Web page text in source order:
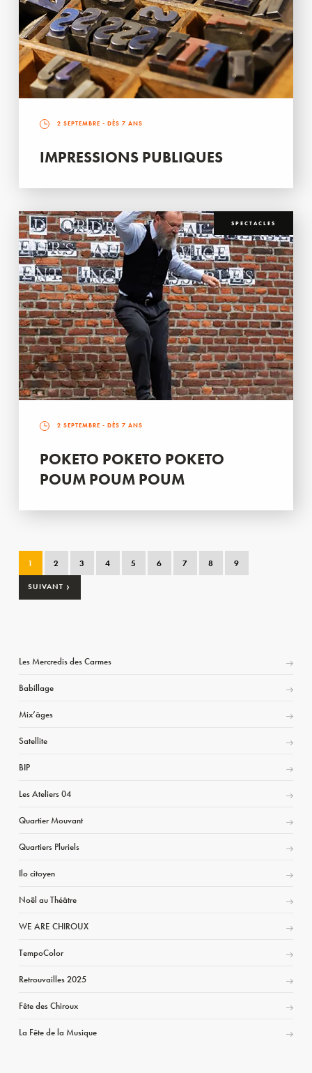
2 SEPTEMBRE - DÈS 7 ANS
IMPRESSIONS PUBLIQUES
SPECTACLES
2 SEPTEMBRE - DÈS 7 ANS
POKETO POKETO POKETO
POUM POUM POUM
1 2 3 4 5 6 7 8 9
SUIVANT ›
Les Mercredis des Carmes
Babillage
Mix’âges
Satellite
BIP
Les Ateliers 04
Quartier Mouvant
Quartiers Pluriels
Ilo citoyen
Noël au Théâtre
WE ARE CHIROUX
TempoColor
Retrouvailles 2025
Fête des Chiroux
La Fête de la Musique